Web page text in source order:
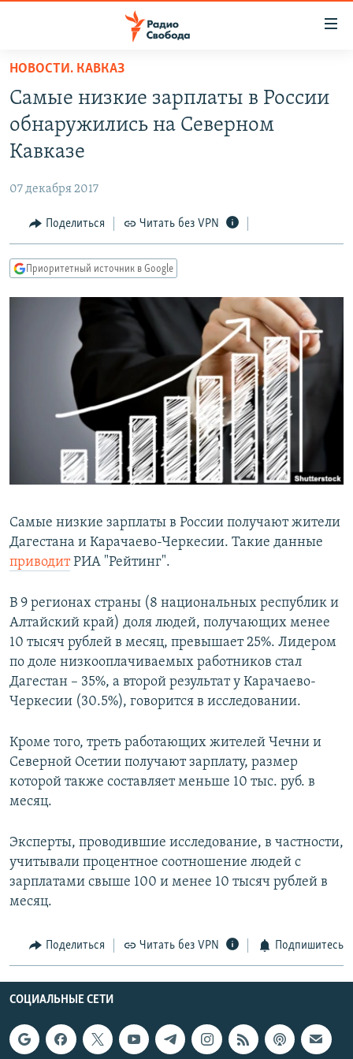
упрощенного
доступа
Вернуться
основному
Вернутся
Вернутся
ПОДКАСТЫ
АВТОРСКИЕ ПРОЕКТЫ
МНЕНИЯ
КУЛЬТУРА
КАВКАЗ.РЕАЛИИ
СЕВЕР.РЕАЛИИ
СИБИРЬ.РЕАЛИИ
РАСПИСАНИЕ ВЕЩАНИЯ
ПОДПИШИТЕСЬ НА РАССЫЛКУ
СОЦИАЛЬНЫЕ СЕТИ
Все сайты РСЕ/РС
НОВОСТИ. КАВКАЗ
Самые низкие зарплаты в России
обнаружились на Северном
Кавказе
07 декабря 2017
Поделиться Читать без VPN
Приоритетный источник в Google
Самые низкие зарплаты в России получают жители
Дагестана и Карачаево-Черкесии. Такие данные
приводитРИА "Рейтинг".
В 9 регионах страны (8 национальных республик и
Алтайский край) доля людей, получающих менее
10 тысяч рублей в месяц, превышает 25%. Лидером
по доле низкооплачиваемых работников стал
Дагестан – 35%, а второй результат у Карачаево-
Черкесии (30.5%), говорится в исследовании.
Кроме того, треть работающих жителей Чечни и
Северной Осетии получают зарплату, размер
которой также составляет меньше 10 тыс. руб. в
месяц.
Эксперты, проводившие исследование, в частности,
учитывали процентное соотношение людей с
зарплатами свыше 100 и менее 10 тысяч рублей в
месяц.
Поделиться Читать без VPN Подпишитесь
СОЦИАЛЬНЫЕ СЕТИ